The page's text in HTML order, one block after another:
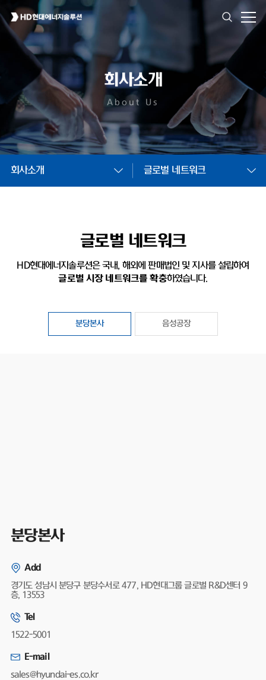
회사소개
About Us
회사소개 글로벌 네트워크
글로벌 네트워크
HD현대에너지솔루션은 국내, 해외에 판매법인 및 지사를 설립하여
글로벌 시장 네트워크를 확충하였습니다.
분당본사 음성공장
분당본사
Add
경기도 성남시 분당구 분당수서로 477, HD현대그룹 글로벌 R&D센터 9
층, 13553
Tel
1522-5001
E-mail
sales@hyundai-es.co.kr